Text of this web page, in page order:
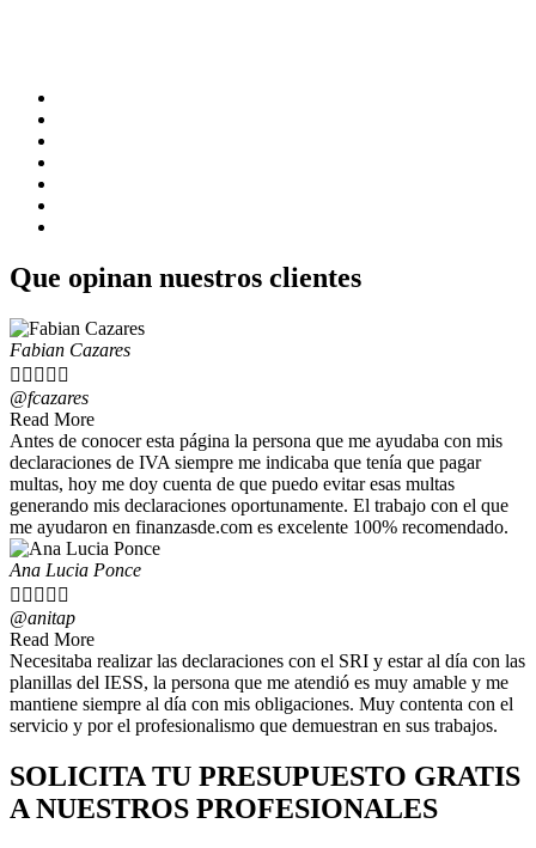
Que opinan nuestros clientes
Fabian Cazares
    
@fcazares
Read More
Antes de conocer esta página la persona que me ayudaba con mis
declaraciones de IVA siempre me indicaba que tenía que pagar
multas, hoy me doy cuenta de que puedo evitar esas multas
generando mis declaraciones oportunamente. El trabajo con el que
me ayudaron en finanzasde.com es excelente 100% recomendado.
Ana Lucia Ponce
    
@anitap
Read More
Necesitaba realizar las declaraciones con el SRI y estar al día con las
planillas del IESS, la persona que me atendió es muy amable y me
mantiene siempre al día con mis obligaciones. Muy contenta con el
servicio y por el profesionalismo que demuestran en sus trabajos.
SOLICITA TU PRESUPUESTO GRATIS
A NUESTROS PROFESIONALES